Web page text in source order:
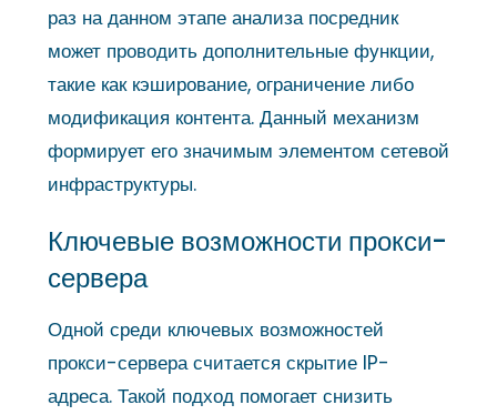
раз на данном этапе анализа посредник
может проводить дополнительные функции,
такие как кэширование, ограничение либо
модификация контента. Данный механизм
формирует его значимым элементом сетевой
инфраструктуры.
Ключевые возможности прокси-
сервера
Одной среди ключевых возможностей
прокси-сервера считается скрытие IP-
адреса. Такой подход помогает снизить